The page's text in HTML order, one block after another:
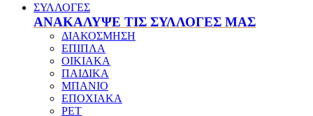
ΣΥΛΛΟΓΕΣ
ΑΝΑΚΑΛΥΨΕ ΤΙΣ ΣΥΛΛΟΓΕΣ ΜΑΣ
ΔΙΑΚΟΣΜΗΣΗ
ΕΠΙΠΛΑ
ΟΙΚΙΑΚΑ
ΠΑΙΔΙΚΑ
ΜΠΑΝΙΟ
ΕΠΟΧΙΑΚΑ
PET